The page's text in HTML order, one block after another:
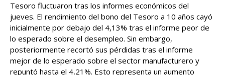
Tesoro fluctuaron tras los informes económicos del
jueves. El rendimiento del bono del Tesoro a 10 años cayó
inicialmente por debajo del 4,13% tras el informe peor de
lo esperado sobre el desempleo. Sin embargo,
posteriormente recortó sus pérdidas tras el informe
mejor de lo esperado sobre el sector manufacturero y
repuntó hasta el 4,21%. Esto representa un aumento